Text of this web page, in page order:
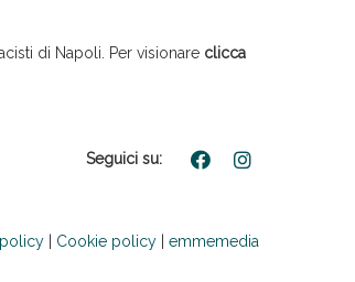
di Napoli. Per visionare clicca
Seguici su:
Cookie policy emmemedia